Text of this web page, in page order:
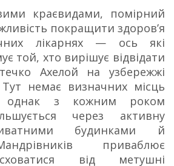
краєвидами, помірний
покращити здоров’я
лікарнях — ось які
той, хто вирішує відвідати
Ахелой на узбережжі
немає визначних місць
однак з кожним роком
через активну
будинками й
приваблює
від метушні